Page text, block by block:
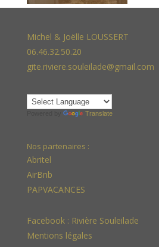
Michel & Joëlle LOUSSERT
06.46.32.50.20
gite.riviere.souleilade@gmail.com
Translate
Nos partenaires :
Abritel
AirBnb
PAPVACANCES
Facebook : Rivière Souleilade
Mentions légales